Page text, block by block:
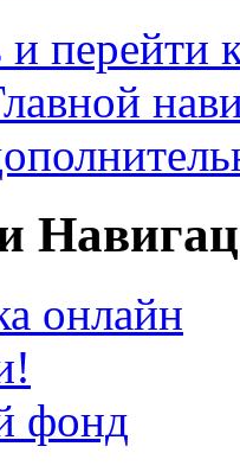
перейти
онлайн
фонд